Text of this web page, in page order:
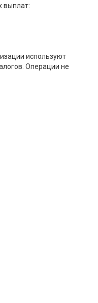
выплат:
используют
Операции не